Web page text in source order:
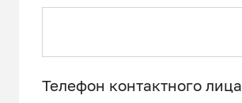
Телефон контактного лица